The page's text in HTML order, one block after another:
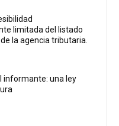
limitada del listado
la agencia tributaria.
informante: una ley